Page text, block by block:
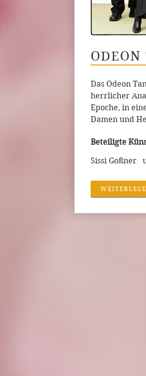
ODEON
Das Odeon
herrlicher
Epoche, in
Damen und
Beteiligte
Sissi Goßner